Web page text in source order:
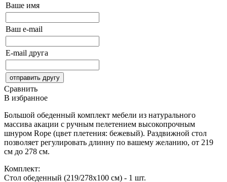
Ваше имя
Ваш e-mail
E-mail друга
Сравнить
В избранное
Большой обеденный комплект мебели из натурального
массива акации с ручным пелетением высокопрочным
шнуром Rope (цвет плетения: бежевый). Раздвижной стол
позволяет регулировать длинну по вашему желанию, от 219
см до 278 см.
Комплект:
Стол обеденный (219/278х100 см) - 1 шт.